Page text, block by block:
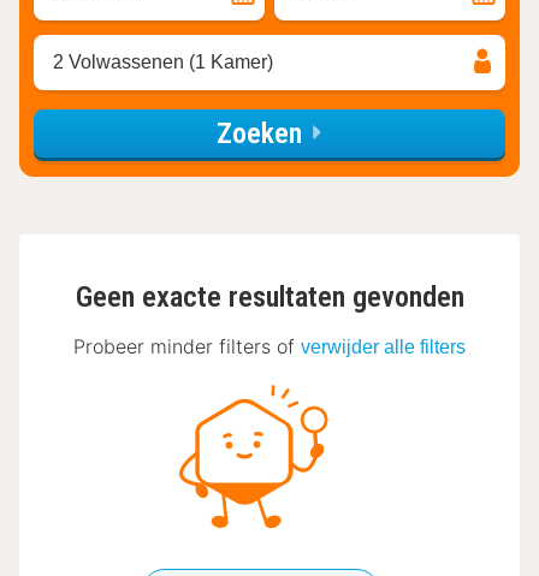
2 Volwassenen (1 Kamer)
Zoeken
Geen exacte resultaten gevonden
Probeer minder filters of verwijder alle filters